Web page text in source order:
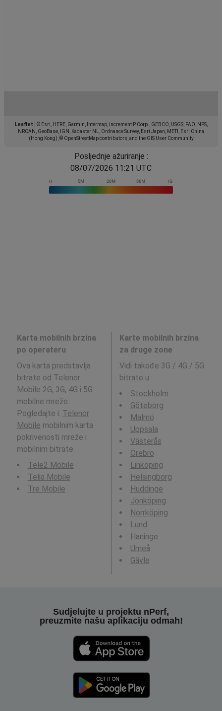
Leaflet
© Esri, HERE, Garmin, Intermap, increment P Corp., GEBCO, USGS, FAO, NPS,
NRCAN, GeoBase, IGN, Kadaster NL, Ordnance Survey, Esri Japan, METI, Esri China
(Hong Kong), © OpenStreetMap contributors, and the GIS User Community
Posljednje ažuriranje :
08/07/2026 11:21 UTC
Karta mobilnih brzina
po operateru
Ova karta predstavlja
bitrate od Telenor
Mobile 2G, 3G, 4G i 5G
mobilne mreže.
Pogledajte i: Telenor
Mobile mobilnim karta
pokrivenosti mreže i
mobilnim bitrate.
Tele2 Mobile
Telia Mobile
Tre Mobile
Karte mobilnih brzina
za druge zone
Vidi takođe 3G / 4G / 5G
bitrate u :
Stockholm
Göteborg
Malmö
Uppsala
Västerås
Örebro
Linköping
Helsingborg
Huddinge
Jönköping
Norrköping
Lund
Haninge
Umeå
Gävle
Sudjelujte u projektu nPerf,
preuzmite našu aplikaciju odmah!